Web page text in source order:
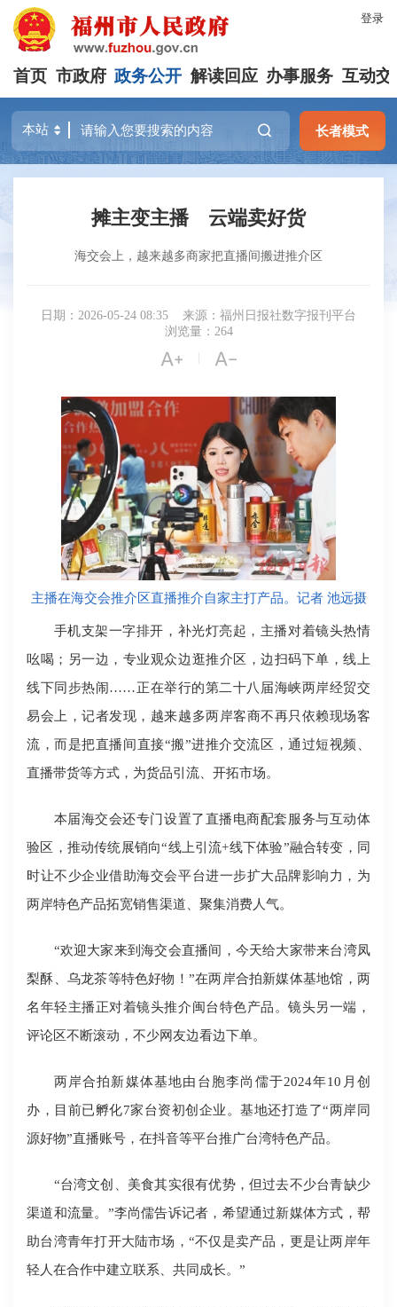
登录
首页 市政府 政务公开 解读回应 办事服务 互动交
长者模式
摊主变主播 云端卖好货
海交会上，越来越多商家把直播间搬进推介区
日期：2026-05-24 08:35
来源：福州日报社数字报刊平台
浏览量：264
 | 
主播在海交会推介区直播推介自家主打产品。记者 池远摄
手机支架一字排开，补光灯亮起，主播对着镜头热情
吆喝；另一边，专业观众边逛推介区，边扫码下单，线上
线下同步热闹……正在举行的第二十八届海峡两岸经贸交
易会上，记者发现，越来越多两岸客商不再只依赖现场客
流，而是把直播间直接“搬”进推介交流区，通过短视频、
直播带货等方式，为货品引流、开拓市场。
本届海交会还专门设置了直播电商配套服务与互动体
验区，推动传统展销向“线上引流+线下体验”融合转变，同
时让不少企业借助海交会平台进一步扩大品牌影响力，为
两岸特色产品拓宽销售渠道、聚集消费人气。
“欢迎大家来到海交会直播间，今天给大家带来台湾凤
梨酥、乌龙茶等特色好物！”在两岸合拍新媒体基地馆，两
名年轻主播正对着镜头推介闽台特色产品。镜头另一端，
评论区不断滚动，不少网友边看边下单。
两岸合拍新媒体基地由台胞李尚儒于2024年10月创
办，目前已孵化7家台资初创企业。基地还打造了“两岸同
源好物”直播账号，在抖音等平台推广台湾特色产品。
“台湾文创、美食其实很有优势，但过去不少台青缺少
渠道和流量。”李尚儒告诉记者，希望通过新媒体方式，帮
助台湾青年打开大陆市场，“不仅是卖产品，更是让两岸年
轻人在合作中建立联系、共同成长。”